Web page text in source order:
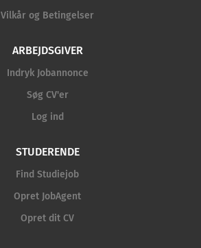
Vilkår og Betingelser
ARBEJDSGIVER
Indryk Jobannonce
Søg CV'er
Log ind
STUDERENDE
Find Studiejob
Opret JobAgent
Opret dit CV